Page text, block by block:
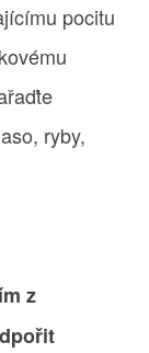
pocitu
ryby,
z